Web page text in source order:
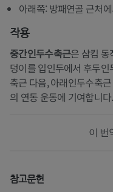
아래쪽: 방패연골 근처
작용
중간인두수축근은 삼킴 동
덩이를 입인두에서 후두
축근 다음, 아래인두수축
의 연동 운동에 기여합니다.
이 번
참고문헌